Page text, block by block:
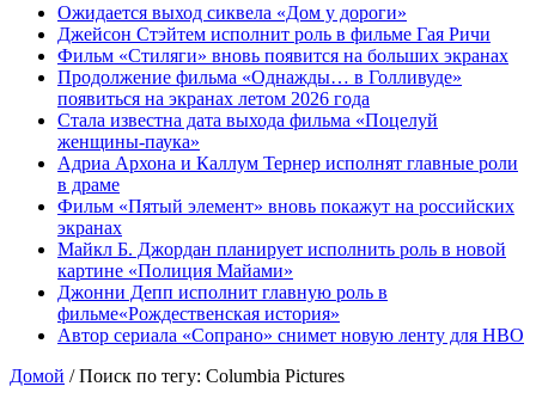
Ожидается выход сиквела «Дом у дороги»
Джейсон Стэйтем исполнит роль в фильме Гая Ричи
Фильм «Стиляги» вновь появится на больших экранах
Продолжение фильма «Однажды… в Голливуде»
появиться на экранах летом 2026 года
Стала известна дата выхода фильма «Поцелуй
женщины-паука»
Адриа Архона и Каллум Тернер исполнят главные роли
в драме
Фильм «Пятый элемент» вновь покажут на российских
экранах
Майкл Б. Джордан планирует исполнить роль в новой
картине «Полиция Майами»
Джонни Депп исполнит главную роль в
фильме«Рождественская история»
Автор сериала «Сопрано» снимет новую ленту для HBO
Домой / Поиск по тегу: Columbia Pictures